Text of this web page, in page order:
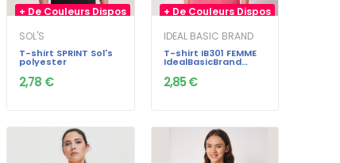
+ De Couleurs Dispos
SOL'S
T-shirt SPRINT Sol's
polyester
2,78 €
+ De Couleurs Dispos
IDEAL BASIC BRAND
T-shirt IB301 FEMME
IdealBasicBrand
2,85 €